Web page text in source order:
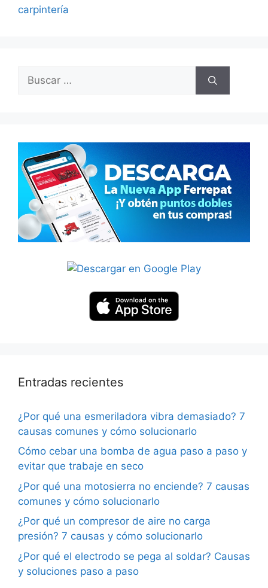
carpintería
Buscar:
Entradas recientes
¿Por qué una esmeriladora vibra demasiado? 7
causas comunes y cómo solucionarlo
Cómo cebar una bomba de agua paso a paso y
evitar que trabaje en seco
¿Por qué una motosierra no enciende? 7 causas
comunes y cómo solucionarlo
¿Por qué un compresor de aire no carga
presión? 7 causas y cómo solucionarlo
¿Por qué el electrodo se pega al soldar? Causas
y soluciones paso a paso